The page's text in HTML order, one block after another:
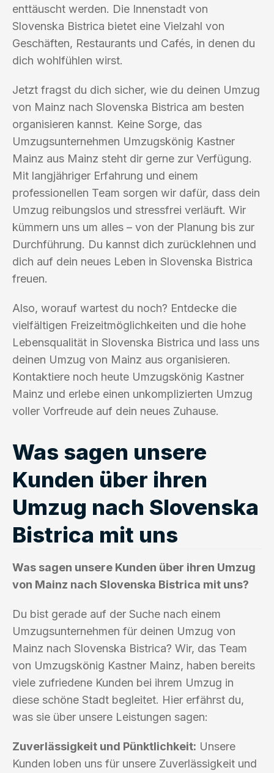
enttäuscht werden. Die Innenstadt von
Slovenska Bistrica bietet eine Vielzahl von
Geschäften, Restaurants und Cafés, in denen du
dich wohlfühlen wirst.
Jetzt fragst du dich sicher, wie du deinen Umzug
von Mainz nach Slovenska Bistrica am besten
organisieren kannst. Keine Sorge, das
Umzugsunternehmen Umzugskönig Kastner
Mainz aus Mainz steht dir gerne zur Verfügung.
Mit langjähriger Erfahrung und einem
professionellen Team sorgen wir dafür, dass dein
Umzug reibungslos und stressfrei verläuft. Wir
kümmern uns um alles – von der Planung bis zur
Durchführung. Du kannst dich zurücklehnen und
dich auf dein neues Leben in Slovenska Bistrica
freuen.
Also, worauf wartest du noch? Entdecke die
vielfältigen Freizeitmöglichkeiten und die hohe
Lebensqualität in Slovenska Bistrica und lass uns
deinen Umzug von Mainz aus organisieren.
Kontaktiere noch heute Umzugskönig Kastner
Mainz und erlebe einen unkomplizierten Umzug
voller Vorfreude auf dein neues Zuhause.
Was sagen unsere
Kunden über ihren
Umzug nach Slovenska
Bistrica mit uns
Was sagen unsere Kunden über ihren Umzug
von Mainz nach Slovenska Bistrica mit uns?
Du bist gerade auf der Suche nach einem
Umzugsunternehmen für deinen Umzug von
Mainz nach Slovenska Bistrica? Wir, das Team
von Umzugskönig Kastner Mainz, haben bereits
viele zufriedene Kunden bei ihrem Umzug in
diese schöne Stadt begleitet. Hier erfährst du,
was sie über unsere Leistungen sagen:
Zuverlässigkeit und Pünktlichkeit: Unsere
Kunden loben uns für unsere Zuverlässigkeit und